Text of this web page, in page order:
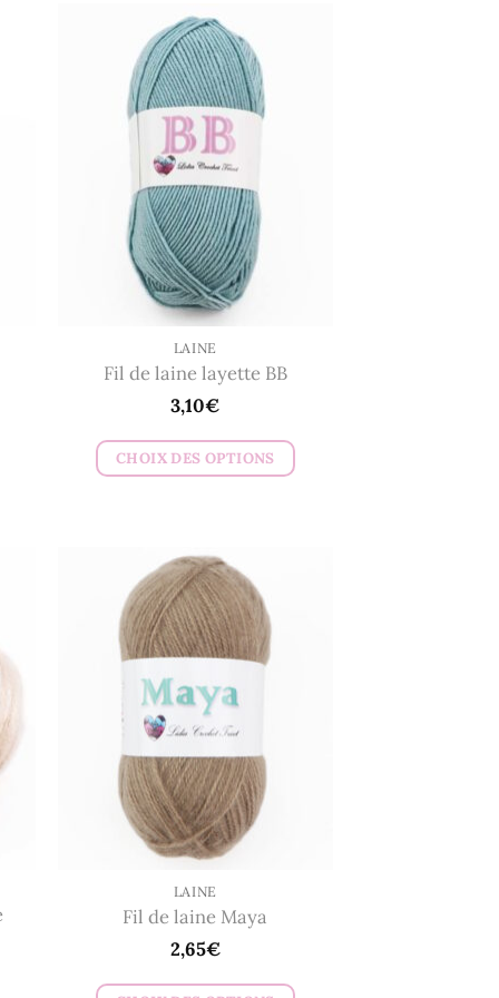
LAINE
Fil de laine layette BB
3,10€
CHOIX DES OPTIONS
plusieurs
variations.
Les
options
peuvent
être
choisies
sur
la
page
du
produit
LAINE
Fil de laine Maya
2,65€